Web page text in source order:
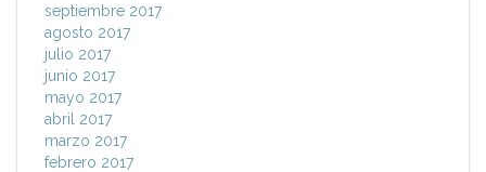
septiembre 2017
agosto 2017
julio 2017
junio 2017
mayo 2017
abril 2017
marzo 2017
febrero 2017